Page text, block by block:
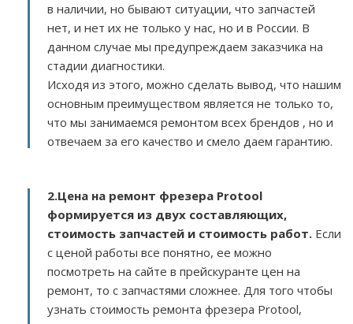
в наличии, но бывают ситуации, что запчастей
нет, и нет их не только у нас, но и в России. В
данном случае мы предупреждаем заказчика на
стадии диагностики.
Исходя из этого, можно сделать вывод, что нашим
основным преимуществом является не только то,
что мы занимаемся ремонтом всех брендов , но и
отвечаем за его качество и смело даем гарантию.
2.Цена на ремонт фрезера Protool
формируется из двух составляющих,
стоимость запчастей и стоимость работ. Если
с ценой работы все понятно, ее можно
посмотреть на сайте в прейскуранте цен на
ремонт, то с запчастями сложнее. Для того чтобы
узнать стоимость ремонта фрезера Protool,